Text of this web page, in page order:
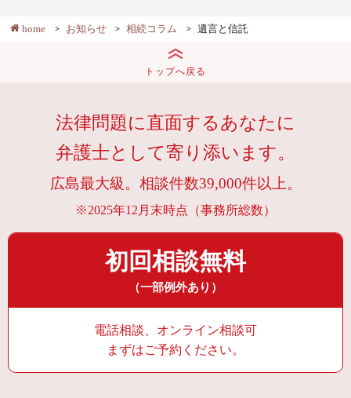
home お知らせ 相続コラム 遺言と信託
トップへ戻る
法律問題に直面するあなたに
弁護士として寄り添います。
広島最大級。相談件数39,000件以上。
※2025年12月末時点（事務所総数）
初回相談無料
（一部例外あり）
電話相談、オンライン相談可
まずはご予約ください。